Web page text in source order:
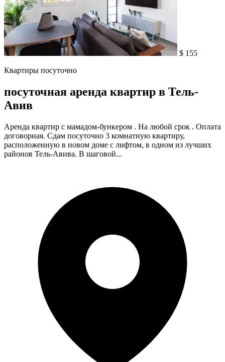
$ 155
Квартиры посуточно
посуточная аренда квартир в Тель-
Авив
Аренда квартир с мамадом-бункером . На любой срок . Оплата
договорная. Сдам посуточно 3 комнатную квартиру,
расположенную в новом доме с лифтом, в одном из лучших
районов Тель-Авива. В шаговой...